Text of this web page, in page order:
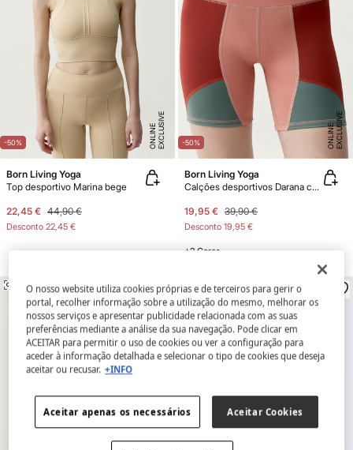
-50% E
X
C
L
U
SI
V
E
O
N
LI
N
E
Born Living Yoga
Top desportivo Marina bege
22,45 € 44,90 €
Desconto 22,45 €
-50% E
X
C
L
U
SI
V
E
O
N
LI
N
E
Born Living Yoga
Calções desportivos Darana coral vermelho/verde
19,95 € 39,90 €
Desconto 19,95 €
+2 Cores
SEMELHANTE SEMELHANTE
O nosso website utiliza cookies próprias e de terceiros para gerir o
portal, recolher informação sobre a utilização do mesmo, melhorar os
nossos serviços e apresentar publicidade relacionada com as suas
preferências mediante a análise da sua navegação. Pode clicar em
ACEITAR para permitir o uso de cookies ou ver a configuração para
aceder à informação detalhada e selecionar o tipo de cookies que deseja
aceitar ou recusar. +INFO
Aceitar apenas os necessários Aceitar Cookies